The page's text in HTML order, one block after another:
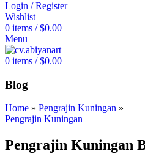
Login / Register
Wishlist
0 items / $0.00
Menu
0 items / $0.00
Blog
Home » Pengrajin Kuningan »
Pengrajin Kuningan
Pengrajin Kuningan